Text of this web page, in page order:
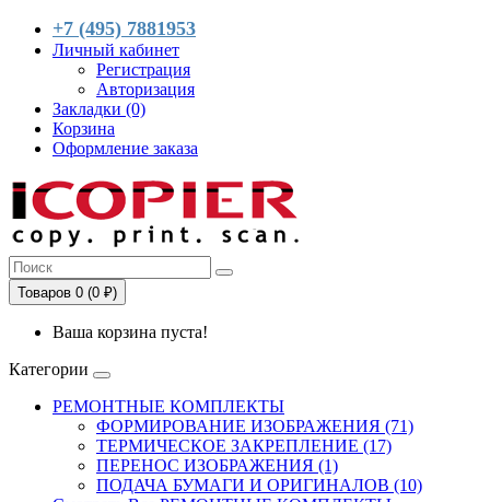
+7 (495) 7881953
Личный кабинет
Регистрация
Авторизация
Закладки (0)
Корзина
Оформление заказа
Товаров 0 (0 ₽)
Ваша корзина пуста!
Категории
РЕМОНТНЫЕ КОМПЛЕКТЫ
ФОРМИРОВАНИЕ ИЗОБРАЖЕНИЯ (71)
ТЕРМИЧЕСКОЕ ЗАКРЕПЛЕНИЕ (17)
ПЕРЕНОС ИЗОБРАЖЕНИЯ (1)
ПОДАЧА БУМАГИ И ОРИГИНАЛОВ (10)